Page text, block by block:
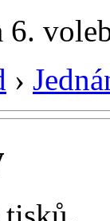
6.
›